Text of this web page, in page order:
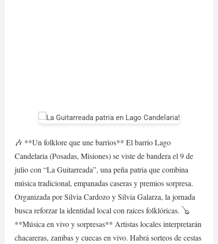
🎶 **Un folklore que une barrios** El barrio Lago
Candelaria (Posadas, Misiones) se viste de bandera el 9 de
julio con “La Guitarreada”, una peña patria que combina
música tradicional, empanadas caseras y premios sorpresa.
Organizada por Silvia Cardozo y Silvia Galarza, la jornada
busca reforzar la identidad local con raíces folklóricas. 🪕
**Música en vivo y sorpresas** Artistas locales interpretarán
chacareras, zambas y cuecas en vivo. Habrá sorteos de cestas